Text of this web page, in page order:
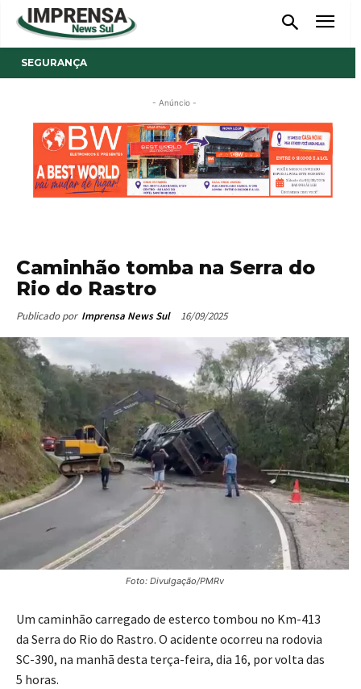
SEGURANÇA
- Anúncio -
Caminhão tomba na Serra do
Rio do Rastro
Publicado por Imprensa News Sul 16/09/2025
Foto: Divulgação/PMRv
Um caminhão carregado de esterco tombou no Km-413
da Serra do Rio do Rastro. O acidente ocorreu na rodovia
SC-390, na manhã desta terça-feira, dia 16, por volta das
5 horas.